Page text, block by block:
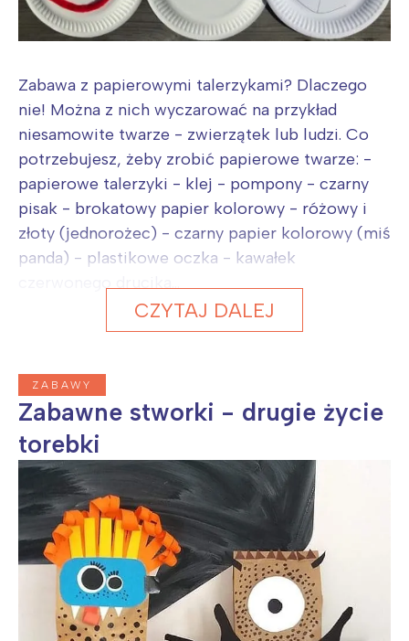
Zabawa z papierowymi talerzykami? Dlaczego
nie! Można z nich wyczarować na przykład
niesamowite twarze - zwierzątek lub ludzi. Co
potrzebujesz, żeby zrobić papierowe twarze: -
papierowe talerzyki - klej - pompony - czarny
pisak - brokatowy papier kolorowy - różowy i
złoty (jednorożec) - czarny papier kolorowy (miś
panda) - plastikowe oczka - kawałek
CZYTAJ DALEJ
ZABAWY
Zabawne stworki - drugie życie
torebki